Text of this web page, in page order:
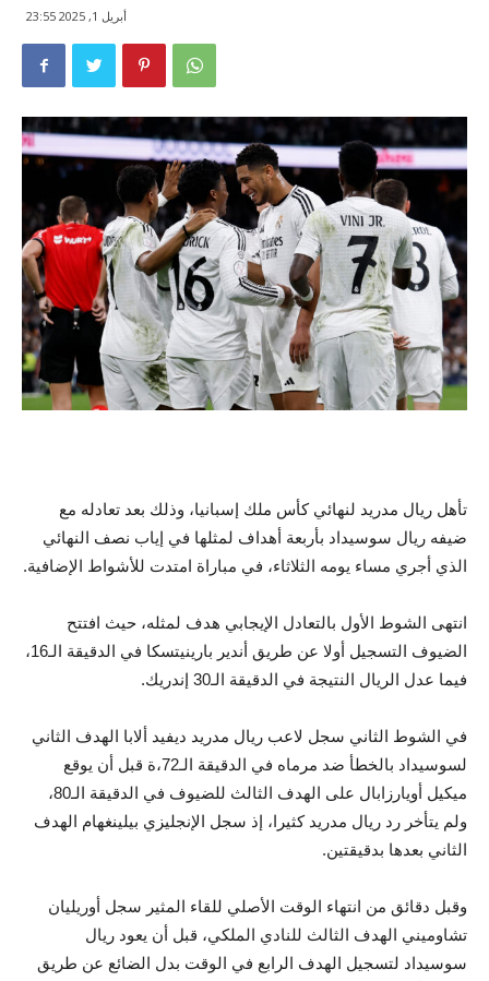
أبريل 1, 2025 23:55
تأهل ريال مدريد لنهائي كأس ملك إسبانيا، وذلك بعد تعادله مع
ضيفه ريال سوسيداد بأربعة أهداف لمثلها في إياب نصف النهائي
الذي أجري مساء يومه الثلاثاء، في مباراة امتدت للأشواط الإضافية.
انتهى الشوط الأول بالتعادل الإيجابي هدف لمثله، حيث افتتح
الضيوف التسجيل أولا عن طريق أندير بارينيتسكا في الدقيقة الـ16،
فيما عدل الريال النتيجة في الدقيقة الـ30 إندريك.
في الشوط الثاني سجل لاعب ريال مدريد ديفيد ألابا الهدف الثاني
لسوسيداد بالخطأ ضد مرماه في الدقيقة الـ72،ة قبل أن يوقع
ميكيل أويارزابال على الهدف الثالث للضيوف في الدقيقة الـ80،
ولم يتأخر رد ريال مدريد كثيرا، إذ سجل الإنجليزي بيلينغهام الهدف
الثاني بعدها بدقيقتين.
وقبل دقائق من انتهاء الوقت الأصلي للقاء المثير سجل أوريليان
تشاوميني الهدف الثالث للنادي الملكي، قبل أن يعود ريال
سوسيداد لتسجيل الهدف الرابع في الوقت بدل الضائع عن طريق